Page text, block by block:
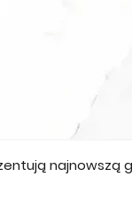
najnowszą